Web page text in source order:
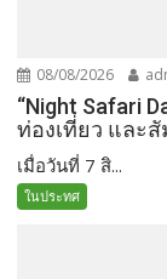
08/08/2026
“Night Safari
ท่องเที่ยว และ
เมื่อวันที่ 7 สิ...
ในประทศ